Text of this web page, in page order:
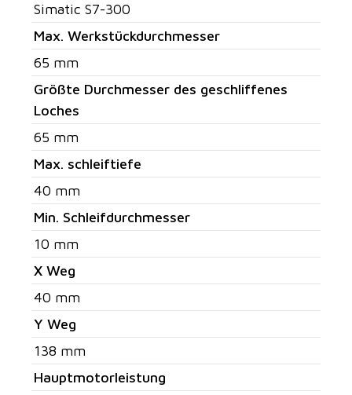
Simatic S7-300
Max. Werkstückdurchmesser
65 mm
Größte Durchmesser des geschliffenes
Loches
65 mm
Max. schleiftiefe
40 mm
Min. Schleifdurchmesser
10 mm
X Weg
40 mm
Y Weg
138 mm
Hauptmotorleistung